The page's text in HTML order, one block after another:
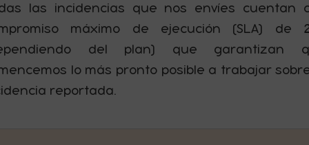
las incidencias que nos envíes cuentan
máximo de ejecución (SLA) de
del plan) que garantizan
lo más pronto posible a trabajar
reportada.